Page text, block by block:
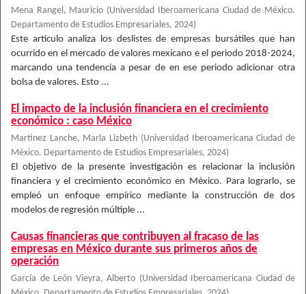
Mena Rangel, Mauricio (Universidad Iberoamericana Ciudad de México.
Departamento de Estudios Empresariales, 2024)
Este artículo analiza los deslistes de empresas bursátiles que han
ocurrido en el mercado de valores mexicano e el periodo 2018-2024,
marcando una tendencia a pesar de en ese periodo adicionar otra
bolsa de valores. Esto ...
El impacto de la inclusión financiera en el crecimiento
económico : caso México
Martinez Lanche, Marla Lizbeth (Universidad Iberoamericana Ciudad de
México. Departamento de Estudios Empresariales, 2024)
El objetivo de la presente investigación es relacionar la inclusión
financiera y el crecimiento económico en México. Para lograrlo, se
empleó un enfoque empírico mediante la construcción de dos
modelos de regresión múltiple ...
Causas financieras que contribuyen al fracaso de las
empresas en México durante sus primeros años de
operación
García de León Vieyra, Alberto (Universidad Iberoamericana Ciudad de